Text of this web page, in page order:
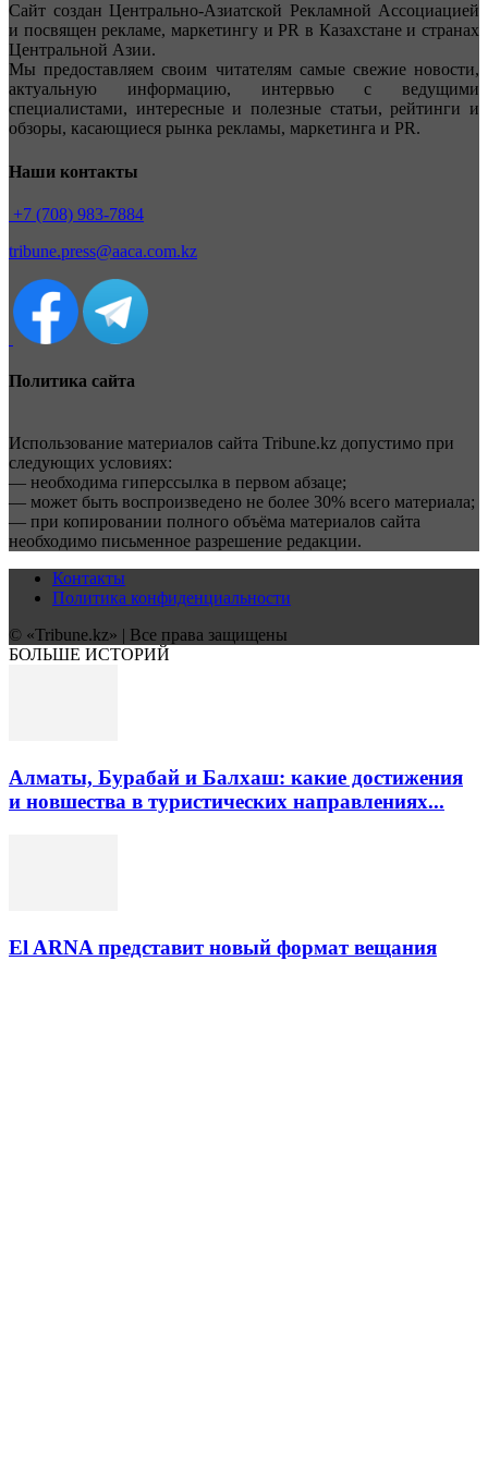
Сайт создан Центрально-Азиатской Рекламной Ассоциацией
и посвящен рекламе, маркетингу и PR в Казахстане и странах
Центральной Азии.
Мы предоставляем своим читателям самые свежие новости,
актуальную информацию, интервью с ведущими
специалистами, интересные и полезные статьи, рейтинги и
обзоры, касающиеся рынка рекламы, маркетинга и PR.
Наши контакты
+7 (708) 983-7884
tribune.press@aaca.com.kz
Политика сайта
Использование материалов сайта Tribune.kz допустимо при
следующих условиях:
— необходима гиперссылка в первом абзаце;
— может быть воспроизведено не более 30% всего материала;
— при копировании полного объёма материалов сайта
необходимо письменное разрешение редакции.
Контакты
Политика конфиденциальности
© «Tribune.kz» | Все права защищены
БОЛЬШЕ ИСТОРИЙ
Алматы, Бурабай и Балхаш: какие достижения
и новшества в туристических направлениях...
El ARNA представит новый формат вещания